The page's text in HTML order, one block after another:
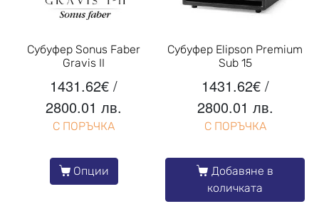
Субуфер Sonus Faber
Gravis II
1431.62€ /
2800.01 лв.
С ПОРЪЧКА
Опции
Субуфер Elipson Premium
Sub 15
1431.62€/
2800.01 лв.
С ПОРЪЧКА
Добавяне в
количката